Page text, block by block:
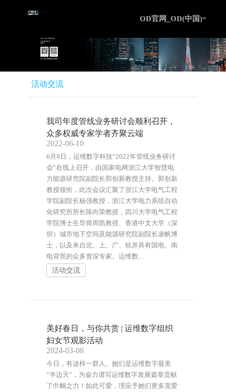
OD官网
OD官网_OD(中国)一站
活动交流
我司年度管线业务研讨会顺利召开，
众多权威专家学者齐聚云端
2022-06-10
6月8日，运维数字科技“2022年管线业务研讨
会”在线上召开，由国家电网浙江大学智慧电
力能源研究院副院长郭创新教授主持。郭创新
教授领衔，此次会议汇聚了浙江大学电气工程
学院副院长杨强教授，浙江大学电力系统自动
化研究所所长陈向荣教授，四川大学电气工程
学院博士生导师周凯教授、香港中文大学（深
圳）城市地下空间及能源研究院副院长凌帆博
士，以及来自北、上、广、杭并具有国电、南
电背景的众多资深专家。运维数...
活动交流
美好春日，与你共赏 | 运维数字组织
妇女节观影活动
2024-03-08
今日，有这样一群人。她们是运维数字最美
“半边天”，为奋力谱写运维数字发展篇章贡献
了巾帼之力！如此可爱，理应予她们更多宠爱